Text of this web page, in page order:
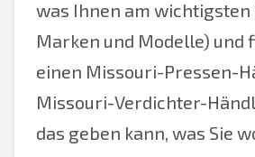
was Ihnen am wichtigsten
Marken und Modelle) und
einen Missouri-Pressen-
Missouri-Verdichter-
das geben kann, was Sie